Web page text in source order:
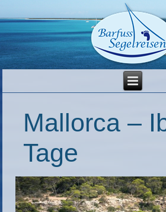
Mallorca –
Tage